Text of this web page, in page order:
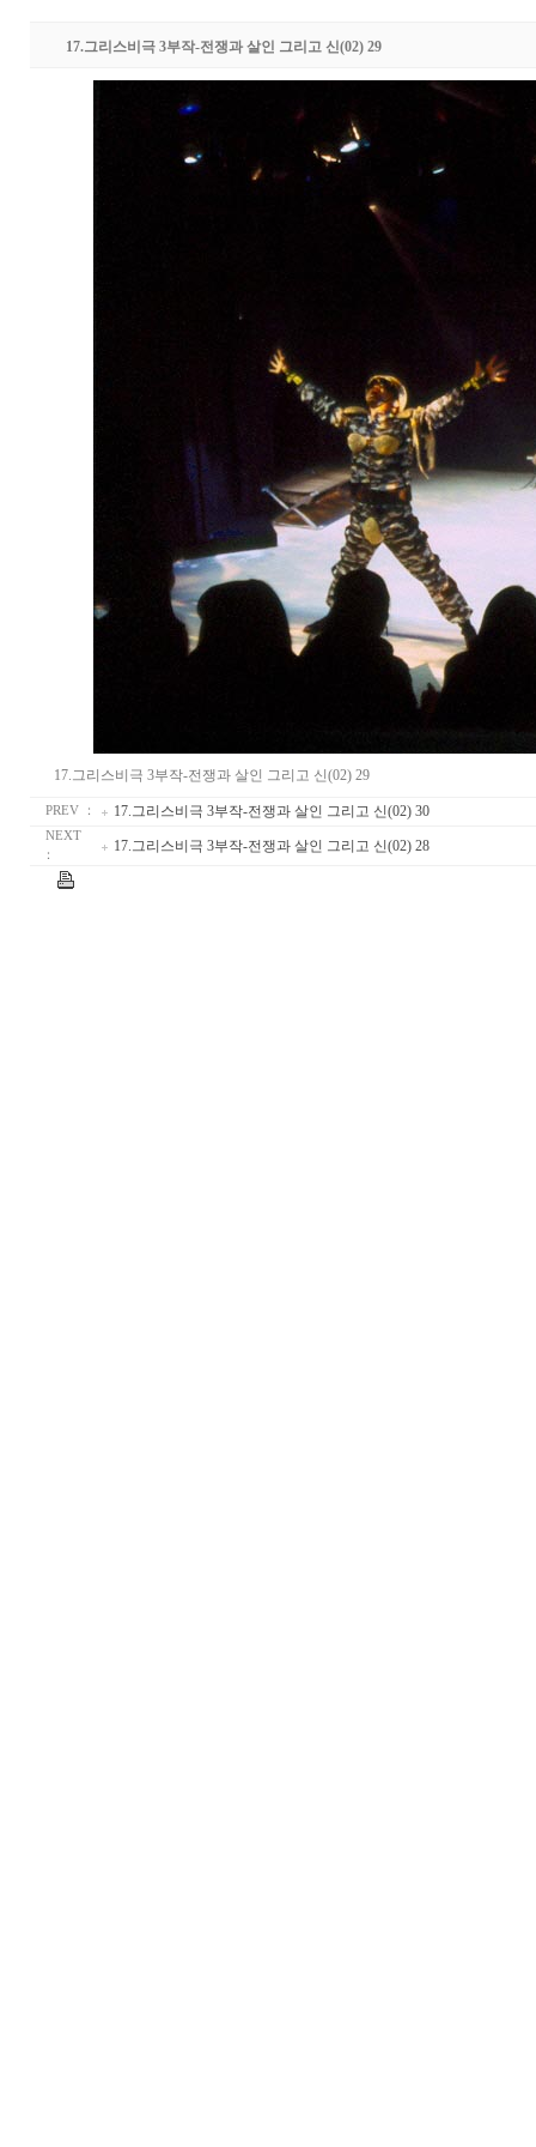
17.그리스비극 3부작-전쟁과 살인 그리고 신(02) 29
17.그리스비극 3부작-전쟁과 살인 그리고 신(02) 29
PREV ： 17.그리스비극 3부작-전쟁과 살인 그리고 신(02) 30
NEXT
：
17.그리스비극 3부작-전쟁과 살인 그리고 신(02) 28